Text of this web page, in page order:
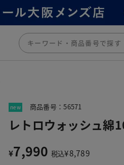
new 商品番号：56571
レトロウォッシュ綿
¥7,990 税込¥8,789